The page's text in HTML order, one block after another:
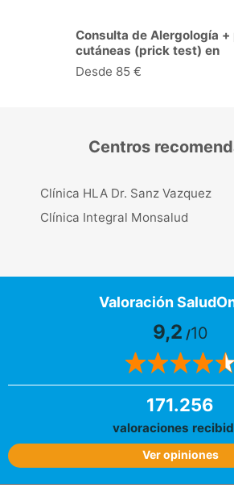
Consulta de Cardiología
Guadalajara
Desde 56 €
Centros
Clínica HLA Dr. Sanz Vazquez
Clínica Integral Monsalud
Valoración
9,2 /10
171.256
valoraciones
Ver opiniones